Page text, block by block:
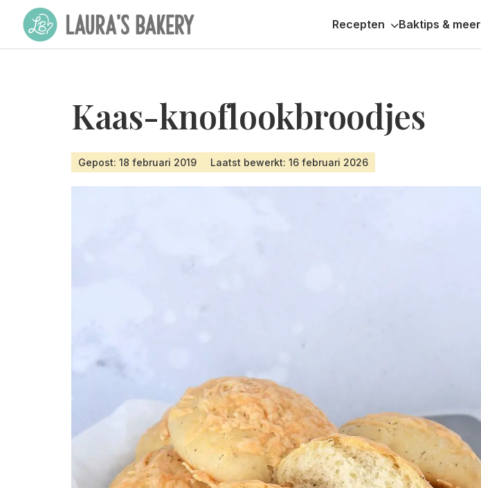
Recepten Baktips & meer
Kaas-knoflookbroodjes
Gepost: 18 februari 2019 Laatst bewerkt: 16 februari 2026